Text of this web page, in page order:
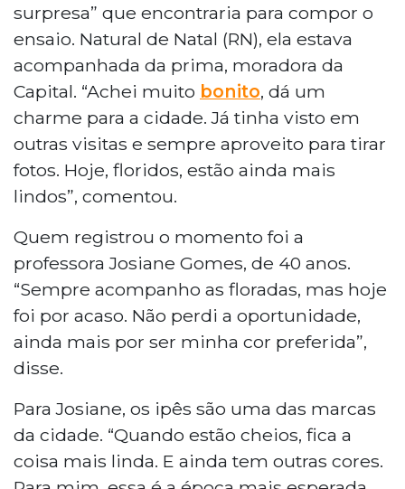
surpresa” que encontraria para compor o
ensaio. Natural de Natal (RN), ela estava
acompanhada da prima, moradora da
Capital. “Achei muito bonito, dá um
charme para a cidade. Já tinha visto em
outras visitas e sempre aproveito para tirar
fotos. Hoje, floridos, estão ainda mais
lindos”, comentou.
Quem registrou o momento foi a
professora Josiane Gomes, de 40 anos.
“Sempre acompanho as floradas, mas hoje
foi por acaso. Não perdi a oportunidade,
ainda mais por ser minha cor preferida”,
disse.
Para Josiane, os ipês são uma das marcas
da cidade. “Quando estão cheios, fica a
coisa mais linda. E ainda tem outras cores.